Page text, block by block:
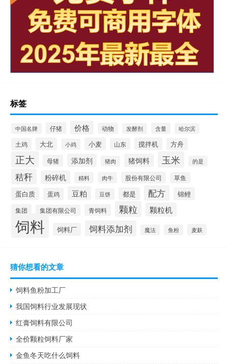
标签
中国名牌 仔猪 价格 动物 发酵剂 含量 哈尔滨
土鸡 大北 小鸡 小麦 山东 搅拌机 方舟
正大 母猪 添加剂 猪肉 猪饲料 玉米 的是
秸秆 粉碎机 精料 肉牛 股份有限公司 草鱼
蛋白质 蛋鸡 豆粕 豆饼 都是 配方 锦鲤
集团 集团有限公司 青饲料 颗粒 颗粒机
饲料 饲料厂 饲料添加剂 魔法 鱼粉 麦麸
猜你想看的文章
饲料鱼粉加工厂
我国饲料行业发展现状
红膏饲料有限公司
全价颗粒饲料厂家
金鱼冬天吃什么饲料